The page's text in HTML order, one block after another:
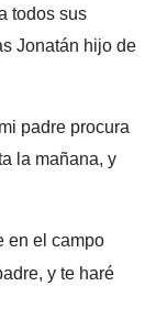
todos sus
Jonatán hijo de
padre procura
la mañana, y
en el campo
y te haré